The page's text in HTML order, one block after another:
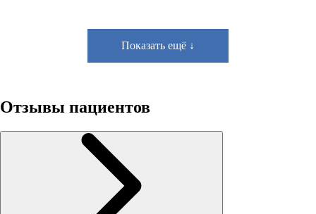
Показать ещё ↓
Отзывы пациентов